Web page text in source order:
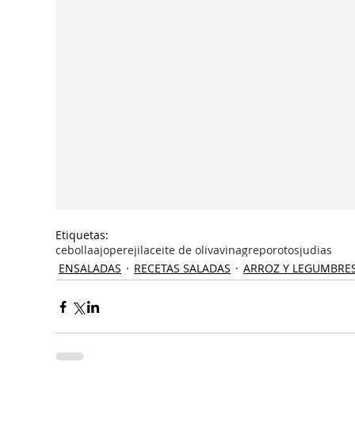
Etiquetas:
cebollaajoperejilaceite de olivavinagreporotosjudias
ENSALADAS
RECETAS SALADAS ARROZ Y